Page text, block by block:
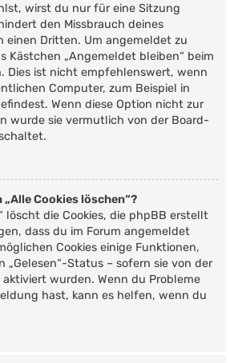
wirst du nur für eine Sitzung
den Missbrauch deines
einen Dritten. Um angemeldet zu
Kästchen „Angemeldet bleiben“ beim
Dies ist nicht empfehlenswert, wenn
Computer, zum Beispiel in
Wenn diese Option nicht zur
wurde sie vermutlich von der Board-
Cookies löschen“?
löscht die Cookies, die phpBB erstellt
dass du im Forum angemeldet
Cookies einige Funktionen,
„Gelesen“-Status – sofern sie von der
wurden. Wenn du Probleme
hast, kann es helfen, wenn du